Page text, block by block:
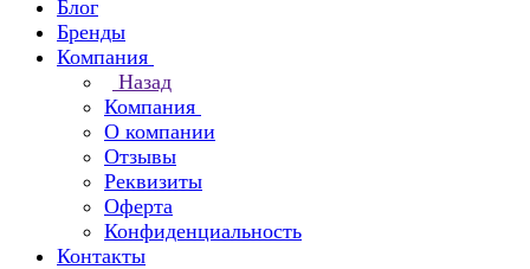
Блог
Бренды
Компания
Назад
Компания
О компании
Отзывы
Реквизиты
Оферта
Конфиденциальность
Контакты